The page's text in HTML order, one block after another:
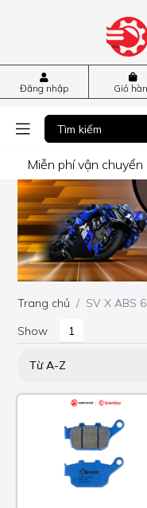
Đăng nhập Giỏ
Miễn phí vận
Trang chủ
SV X ABS
Show